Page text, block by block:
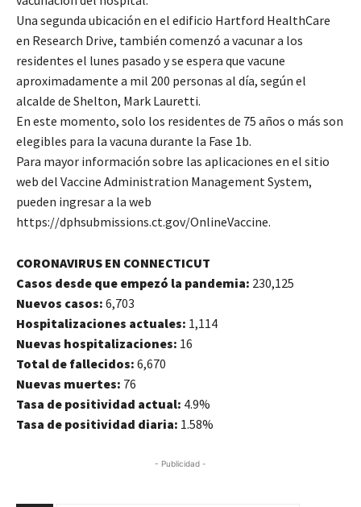
Una segunda ubicación en el edificio Hartford HealthCare
en Research Drive, también comenzó a vacunar a los
residentes el lunes pasado y se espera que vacune
aproximadamente a mil 200 personas al día, según el
alcalde de Shelton, Mark Lauretti.
En este momento, solo los residentes de 75 años o más son
elegibles para la vacuna durante la Fase 1b.
Para mayor información sobre las aplicaciones en el sitio
web del Vaccine Administration Management System,
pueden ingresar a la web
https://dphsubmissions.ct.gov/OnlineVaccine.
CORONAVIRUS EN CONNECTICUT
Casos desde que empezó la pandemia: 230,125
Nuevos casos: 6,703
Hospitalizaciones actuales: 1,114
Nuevas hospitalizaciones: 16
Total de fallecidos: 6,670
Nuevas muertes: 76
Tasa de positividad actual: 4.9%
Tasa de positividad diaria: 1.58%
- Publicidad -